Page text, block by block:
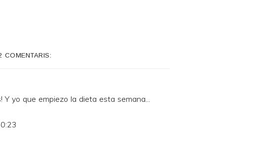
COMENTARIS:
Y yo que empiezo la dieta esta semana...